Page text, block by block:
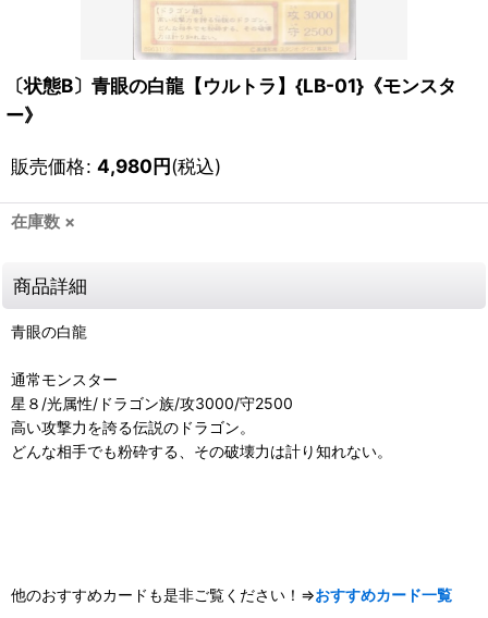
〔状態B〕青眼の白龍【ウルトラ】{LB-01}《モンスタ
ー》
販売価格: 4,980円(税込)
在庫数 ×
商品詳細
青眼の白龍
通常モンスター
星８/光属性/ドラゴン族/攻3000/守2500
高い攻撃力を誇る伝説のドラゴン。
どんな相手でも粉砕する、その破壊力は計り知れない。
他のおすすめカードも是非ご覧ください！⇒おすすめカード一覧